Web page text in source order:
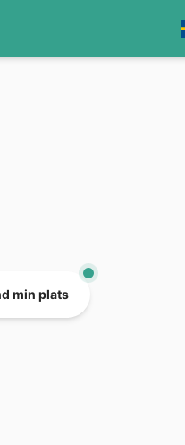
min plats